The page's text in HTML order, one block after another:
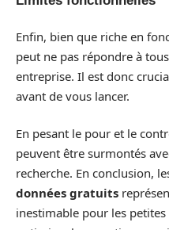
Enfin, bien que riche en
peut ne pas répondre à
entreprise. Il est donc
avant de vous lancer.
En pesant le pour et le
peuvent être surmontés
recherche. En conclusion,
données gratuits
inestimable pour les